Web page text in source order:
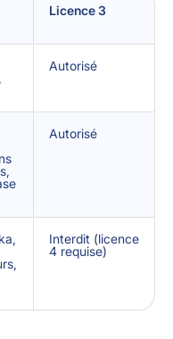
Licence 3
Autorisé
Autorisé
Interdit (licence
4 requise)